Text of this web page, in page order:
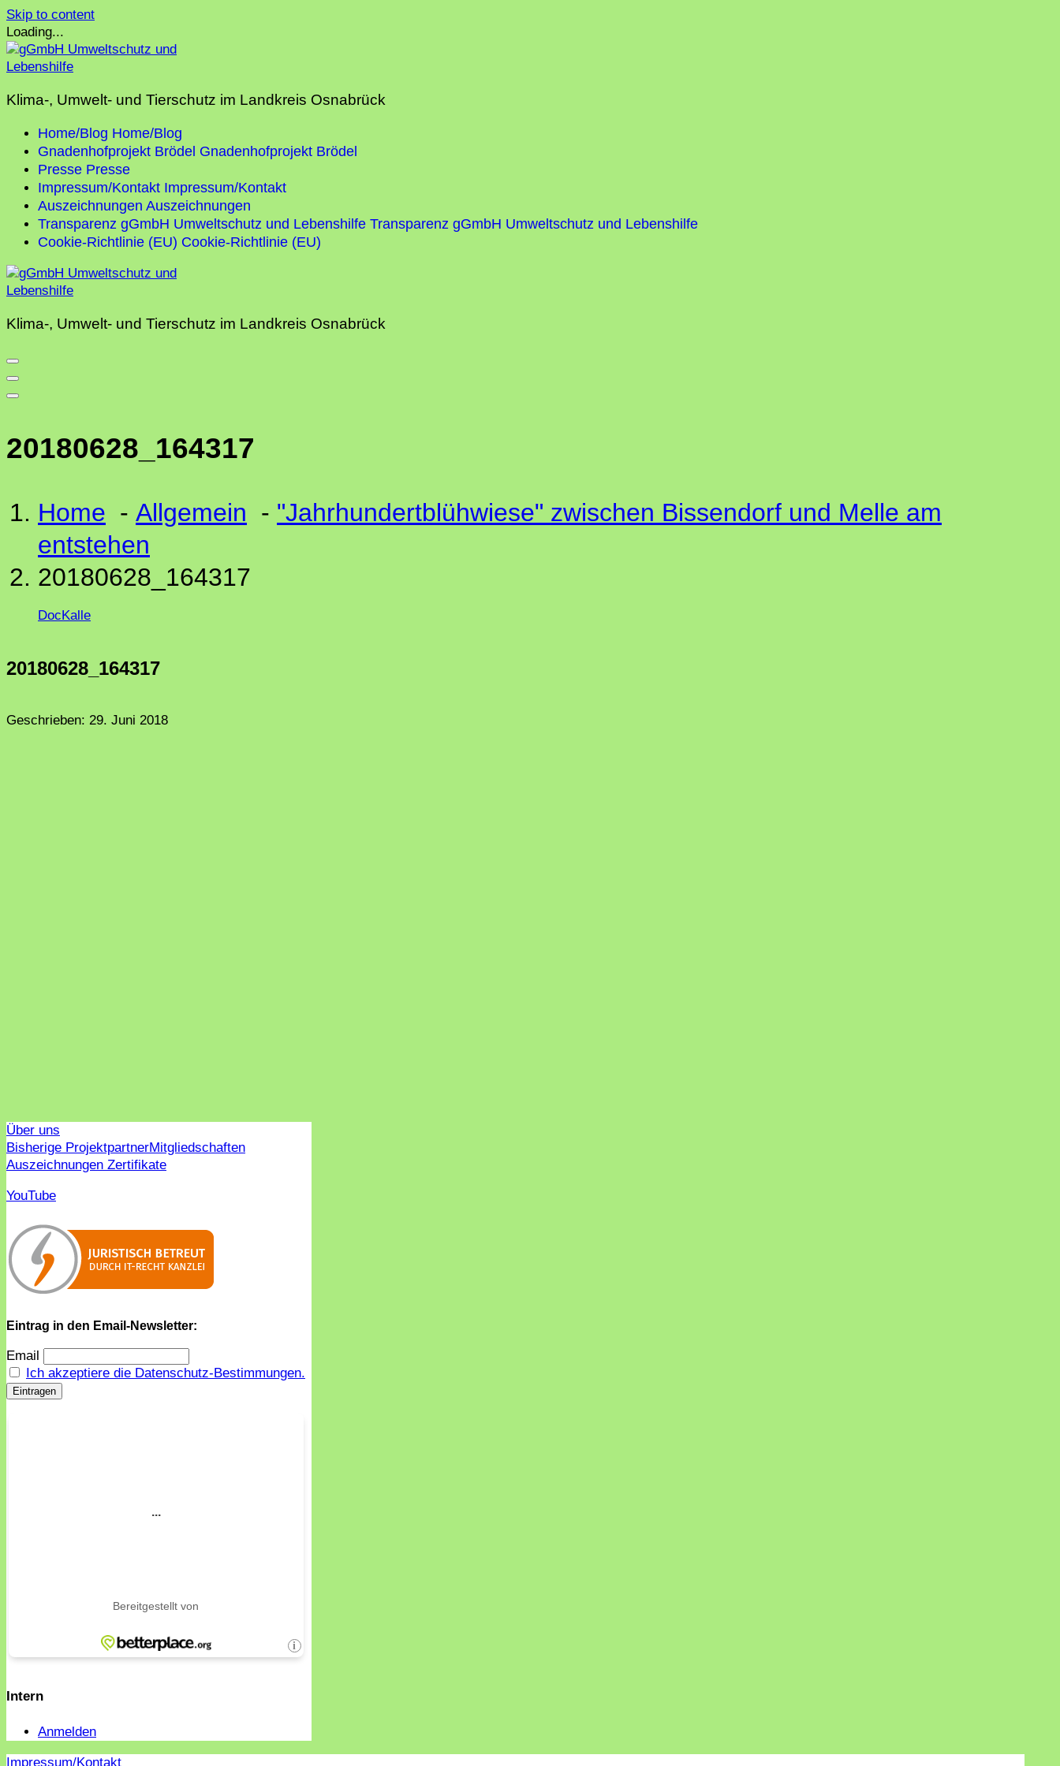
Skip to content
Loading...
Klima-, Umwelt- und Tierschutz im Landkreis Osnabrück
Home/Blog Home/Blog
Gnadenhofprojekt Brödel Gnadenhofprojekt Brödel
Presse Presse
Impressum/Kontakt Impressum/Kontakt
Auszeichnungen Auszeichnungen
Transparenz gGmbH Umweltschutz und Lebenshilfe Transparenz gGmbH Umweltschutz und Lebenshilfe
Cookie-Richtlinie (EU) Cookie-Richtlinie (EU)
Klima-, Umwelt- und Tierschutz im Landkreis Osnabrück
20180628_164317
Home - Allgemein - "Jahrhundertblühwiese" zwischen Bissendorf und Melle am
entstehen
20180628_164317
DocKalle
20180628_164317
Geschrieben: 29. Juni 2018
Über uns
Bisherige ProjektpartnerMitgliedschaften
Auszeichnungen Zertifikate
YouTube
Eintrag in den Email-Newsletter:
Email
Ich akzeptiere die Datenschutz-Bestimmungen.
Intern
Anmelden
Impressum/Kontakt